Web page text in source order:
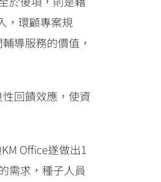
，環顧專案規
導服務的價值，
回饋效應，使資
Office遂做出1
需求，種子人員